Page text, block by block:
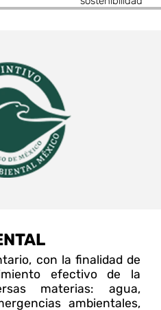
con la finalidad de
efectivo de la
materias: agua,
ambientales,